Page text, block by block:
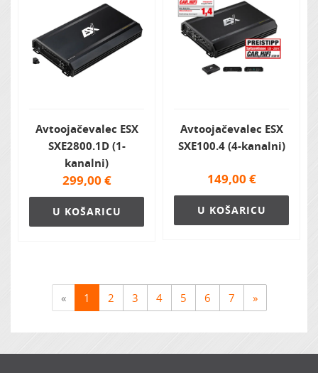
Avtoojačevalec ESX
SXE2800.1D (1-
kanalni)
299,00 €
U KOŠARICU
Avtoojačevalec ESX
SXE100.4 (4-kanalni)
149,00 €
U KOŠARICU
« 1 2 3 4 5 6 7 »